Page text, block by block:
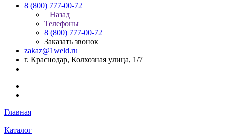
8 (800) 777-00-72
Назад
Телефоны
8 (800) 777-00-72
Заказать звонок
zakaz@1weld.ru
г. Краснодар, Колхозная улица, 1/7
Главная
Каталог